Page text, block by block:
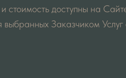
стоимость доступны на
Заказчиком Услуг